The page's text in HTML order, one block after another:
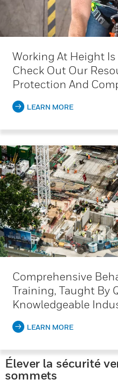
Working At Height Is
Check Out Our
Protection And
LEARN MORE
Comprehensive
Training, Taught By
Knowledgeable
LEARN MORE
Élever la sécurité
sommets